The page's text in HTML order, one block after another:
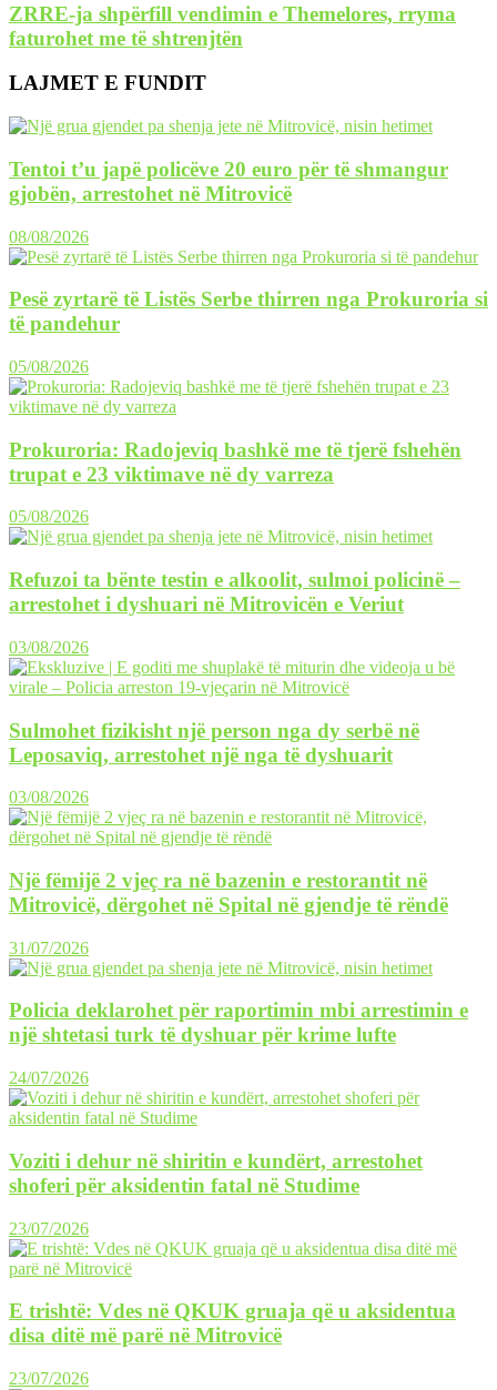
ZRRE-ja shpërfill vendimin e Themelores, rryma
faturohet me të shtrenjtën
LAJMET E FUNDIT
Tentoi t’u japë policëve 20 euro për të shmangur
gjobën, arrestohet në Mitrovicë
08/08/2026
Pesë zyrtarë të Listës Serbe thirren nga Prokuroria si
të pandehur
05/08/2026
Prokuroria: Radojeviq bashkë me të tjerë fshehën
trupat e 23 viktimave në dy varreza
05/08/2026
Refuzoi ta bënte testin e alkoolit, sulmoi policinë –
arrestohet i dyshuari në Mitrovicën e Veriut
03/08/2026
Sulmohet fizikisht një person nga dy serbë në
Leposaviq, arrestohet një nga të dyshuarit
03/08/2026
Një fëmijë 2 vjeç ra në bazenin e restorantit në
Mitrovicë, dërgohet në Spital në gjendje të rëndë
31/07/2026
Policia deklarohet për raportimin mbi arrestimin e
një shtetasi turk të dyshuar për krime lufte
24/07/2026
Voziti i dehur në shiritin e kundërt, arrestohet
shoferi për aksidentin fatal në Studime
23/07/2026
E trishtë: Vdes në QKUK gruaja që u aksidentua
disa ditë më parë në Mitrovicë
23/07/2026